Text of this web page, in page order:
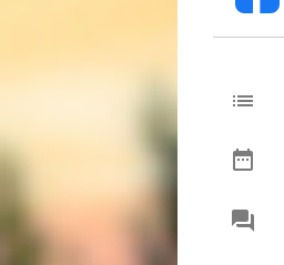
list
date_range
chat